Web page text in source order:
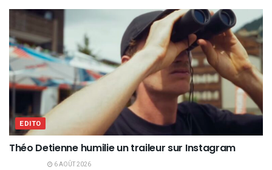
EDITO
Théo Detienne humilie un traileur sur Instagram
6 AOÛT 2026